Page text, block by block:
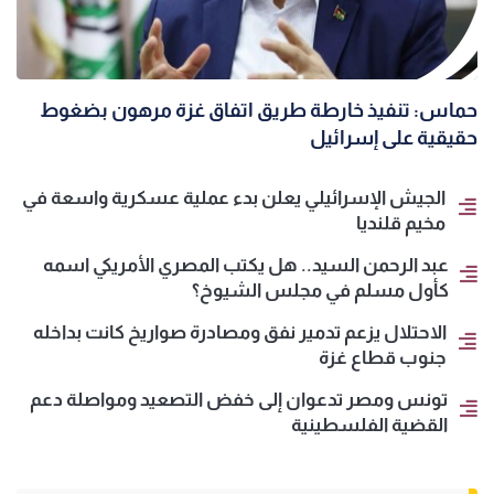
حماس: تنفيذ خارطة طريق اتفاق غزة مرهون بضغوط
حقيقية على إسرائيل
الجيش الإسرائيلي يعلن بدء عملية عسكرية واسعة في
مخيم قلنديا
عبد الرحمن السيد.. هل يكتب المصري الأمريكي اسمه
كأول مسلم في مجلس الشيوخ؟
الاحتلال يزعم تدمير نفق ومصادرة صواريخ كانت بداخله
جنوب قطاع غزة
تونس ومصر تدعوان إلى خفض التصعيد ومواصلة دعم
القضية الفلسطينية